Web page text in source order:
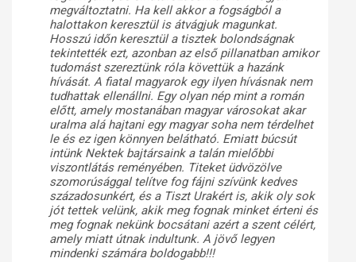
megváltoztatni. Ha kell akkor a fogságból a
halottakon keresztül is átvágjuk magunkat.
Hosszú időn keresztül a tisztek bolondságnak
tekintették ezt, azonban az első pillanatban amikor
tudomást szereztünk róla követtük a hazánk
hívását. A fiatal magyarok egy ilyen hívásnak nem
tudhattak ellenállni. Egy olyan nép mint a román
előtt, amely mostanában magyar városokat akar
uralma alá hajtani egy magyar soha nem térdelhet
le és ez igen könnyen belátható. Emiatt búcsút
intünk Nektek bajtársaink a talán mielőbbi
viszontlátás reményében. Titeket üdvözölve
szomorúsággal telítve fog fájni szívünk kedves
századosunkért, és a Tiszt Urakért is, akik oly sok
jót tettek velünk, akik meg fognak minket érteni és
meg fognak nekünk bocsátani azért a szent célért,
amely miatt útnak indultunk. A jövő legyen
mindenki számára boldogabb!!!